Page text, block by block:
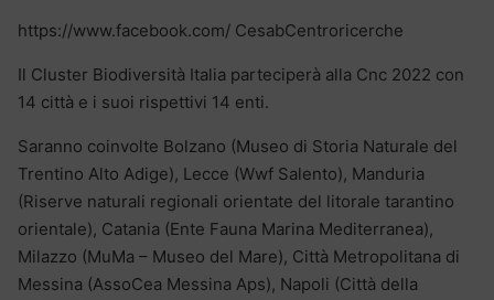
https://www.facebook.com/ CesabCentroricerche
Il Cluster Biodiversità Italia parteciperà alla Cnc 2022 con
14 città e i suoi rispettivi 14 enti.
Saranno coinvolte Bolzano (Museo di Storia Naturale del
Trentino Alto Adige), Lecce (Wwf Salento), Manduria
(Riserve naturali regionali orientate del litorale tarantino
orientale), Catania (Ente Fauna Marina Mediterranea),
Milazzo (MuMa – Museo del Mare), Città Metropolitana di
Messina (AssoCea Messina Aps), Napoli (Città della